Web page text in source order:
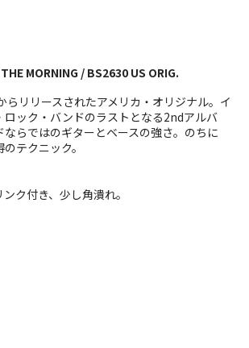
MORNING / BS2630 US ORIG.
リリースされたアメリカ・オリジナル。イ
ロック・バンドのラストとなる2ndアルバ
らではのギターとベースの強さ。のちに
テクニック。
ク付き、少し角潰れ。